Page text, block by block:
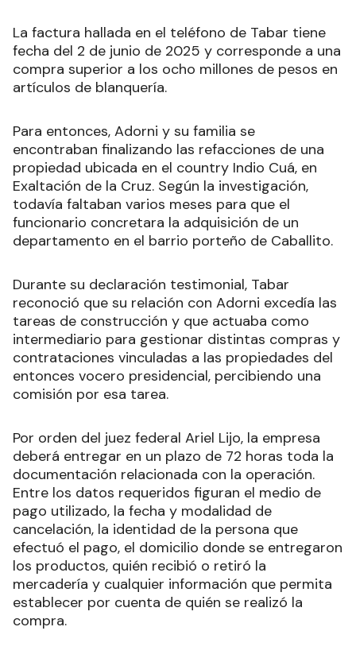
La factura hallada en el teléfono de Tabar tiene
fecha del 2 de junio de 2025 y corresponde a una
compra superior a los ocho millones de pesos en
artículos de blanquería.
Para entonces, Adorni y su familia se
encontraban finalizando las refacciones de una
propiedad ubicada en el country Indio Cuá, en
Exaltación de la Cruz. Según la investigación,
todavía faltaban varios meses para que el
funcionario concretara la adquisición de un
departamento en el barrio porteño de Caballito.
Durante su declaración testimonial, Tabar
reconoció que su relación con Adorni excedía las
tareas de construcción y que actuaba como
intermediario para gestionar distintas compras y
contrataciones vinculadas a las propiedades del
entonces vocero presidencial, percibiendo una
comisión por esa tarea.
Por orden del juez federal Ariel Lijo, la empresa
deberá entregar en un plazo de 72 horas toda la
documentación relacionada con la operación.
Entre los datos requeridos figuran el medio de
pago utilizado, la fecha y modalidad de
cancelación, la identidad de la persona que
efectuó el pago, el domicilio donde se entregaron
los productos, quién recibió o retiró la
mercadería y cualquier información que permita
establecer por cuenta de quién se realizó la
compra.